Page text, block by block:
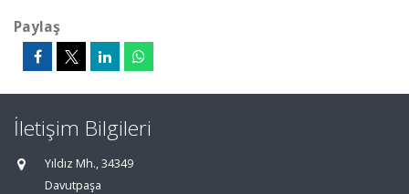
Paylaş
İletişim Bilgileri
Yıldız Mh., 34349
Davutpaşa